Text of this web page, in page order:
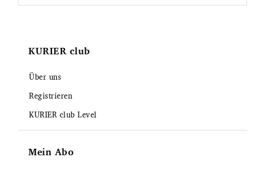
KURIER club
Über uns
Registrieren
KURIER club Level
Mein Abo